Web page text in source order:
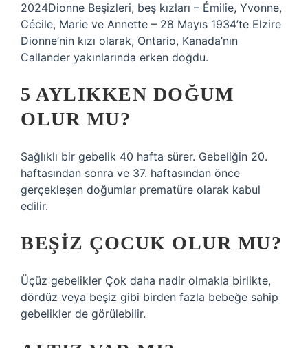
2024Dionne Beşizleri, beş kızları – Émilie, Yvonne,
Cécile, Marie ve Annette – 28 Mayıs 1934’te Elzire
Dionne’nin kızı olarak, Ontario, Kanada’nın
Callander yakınlarında erken doğdu.
5 AYLIKKEN DOĞUM
OLUR MU?
Sağlıklı bir gebelik 40 hafta sürer. Gebeliğin 20.
haftasından sonra ve 37. haftasından önce
gerçekleşen doğumlar prematüre olarak kabul
edilir.
BEŞIZ ÇOCUK OLUR MU?
Üçüz gebelikler Çok daha nadir olmakla birlikte,
dördüz veya beşiz gibi birden fazla bebeğe sahip
gebelikler de görülebilir.